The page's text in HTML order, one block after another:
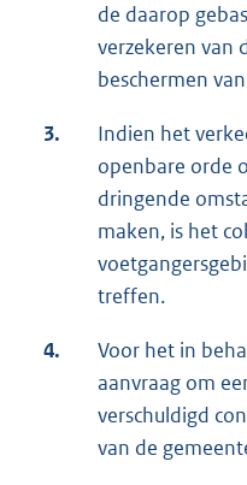
de daarop
verzekeren van
beschermen
3.
Indien het
openbare orde
dringende
maken, is het
treffen.
4.
Voor het in
aanvraag om
verschuldigd
van de